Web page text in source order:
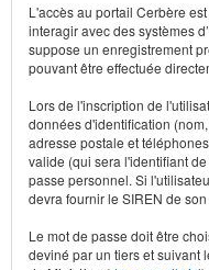
L'accès au portail Cerbère
interagir avec des systèmes
suppose un enregistrement
pouvant être effectuée
Lors de l'inscription de
données d'identification
adresse postale et
valide (qui sera l'identifiant
passe personnel. Si
devra fournir le SIREN de
Le mot de passe doit être
deviné par un tiers et suivant